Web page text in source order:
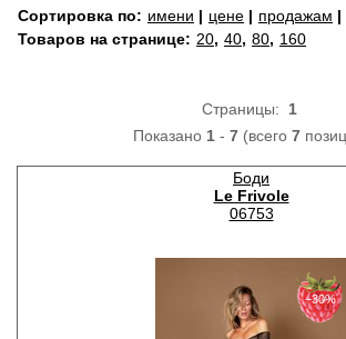
Сортировка по: имени | цене | продажам |
Товаров на странице: 20, 40, 80, 160
Страницы: 1
Показано 1- 7(всего 7
Боди
Le Frivole
06753
−30%